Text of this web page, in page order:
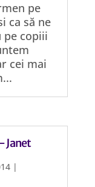
pe
ca să ne
pe copiii
cei mai
|